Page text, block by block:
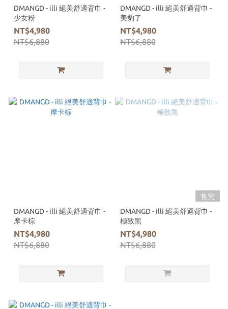
DMANGD - illi 絕美舒適背巾 -
少女粉
NT$4,980
NT$6,880
DMANGD - illi 絕美舒適背巾 -
美豹了
NT$4,980
NT$6,880
DMANGD - illi 絕美舒適背巾 -
摩卡棕
NT$4,980
NT$6,880
售完
DMANGD - illi 絕美舒適背巾 -
極致黑
NT$4,980
NT$6,880